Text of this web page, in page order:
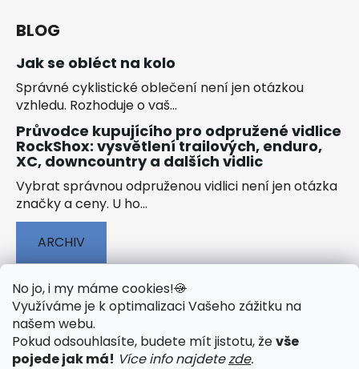
No jo, i my máme cookies!🍪
Využíváme je k optimalizaci Vašeho zážitku na
našem webu.
Pokud odsouhlasíte, budete mít jistotu, ževše
pojede jak má! Více info najdetezde.
BLOG
Jak se obléct na kolo
Správné cyklistické oblečení není jen otázkou
vzhledu. Rozhoduje o vaš...
Průvodce kupujícího pro odpružené vidlice
RockShox: vysvětlení trailových, enduro,
XC, downcountry a dalších vidlic
Vybrat správnou odpruženou vidlici není jen otázka
značky a ceny. U ho...
ARCHIV
🟢 TECHNOLOGIE
🟢 O ELEKTROKOLECH
🟢 NÁVODY KE STAŽENÍ